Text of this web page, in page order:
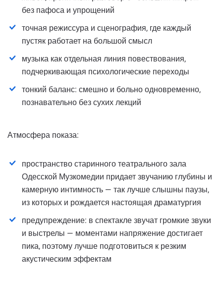
без пафоса и упрощений
точная режиссура и сценография, где каждый
пустяк работает на большой смысл
музыка как отдельная линия повествования,
подчеркивающая психологические переходы
тонкий баланс: смешно и больно одновременно,
познавательно без сухих лекций
Атмосфера показа:
пространство старинного театрального зала
Одесской Музкомедии придает звучанию глубины и
камерную интимность — так лучше слышны паузы,
из которых и рождается настоящая драматургия
предупреждение: в спектакле звучат громкие звуки
и выстрелы — моментами напряжение достигает
пика, поэтому лучше подготовиться к резким
акустическим эффектам